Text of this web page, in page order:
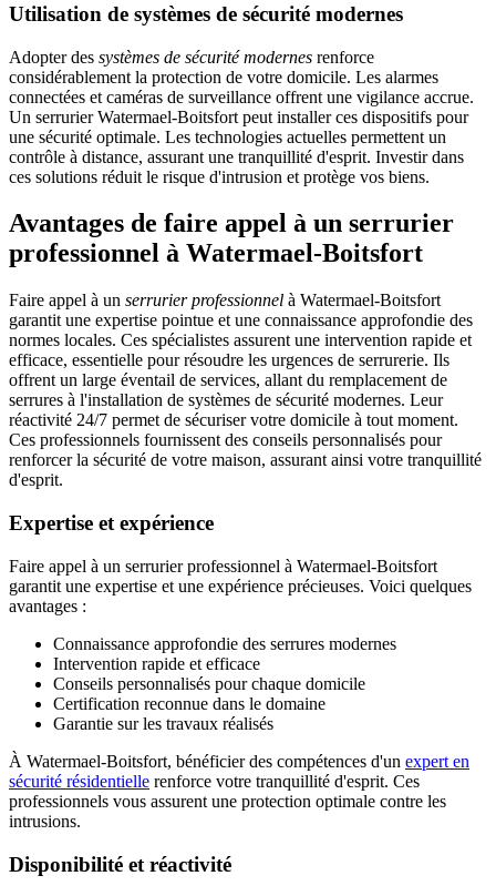
Utilisation de systèmes de sécurité modernes
Adopter des systèmes de sécurité modernes renforce
considérablement la protection de votre domicile. Les alarmes
connectées et caméras de surveillance offrent une vigilance accrue.
Un serrurier Watermael-Boitsfort peut installer ces dispositifs pour
une sécurité optimale. Les technologies actuelles permettent un
contrôle à distance, assurant une tranquillité d'esprit. Investir dans
ces solutions réduit le risque d'intrusion et protège vos biens.
Avantages de faire appel à un serrurier
professionnel à Watermael-Boitsfort
Faire appel à un serrurier professionnel à Watermael-Boitsfort
garantit une expertise pointue et une connaissance approfondie des
normes locales. Ces spécialistes assurent une intervention rapide et
efficace, essentielle pour résoudre les urgences de serrurerie. Ils
offrent un large éventail de services, allant du remplacement de
serrures à l'installation de systèmes de sécurité modernes. Leur
réactivité 24/7 permet de sécuriser votre domicile à tout moment.
Ces professionnels fournissent des conseils personnalisés pour
renforcer la sécurité de votre maison, assurant ainsi votre tranquillité
d'esprit.
Expertise et expérience
Faire appel à un serrurier professionnel à Watermael-Boitsfort
garantit une expertise et une expérience précieuses. Voici quelques
avantages :
Connaissance approfondie des serrures modernes
Intervention rapide et efficace
Conseils personnalisés pour chaque domicile
Certification reconnue dans le domaine
Garantie sur les travaux réalisés
À Watermael-Boitsfort, bénéficier des compétences d'un expert en
sécurité résidentielle renforce votre tranquillité d'esprit. Ces
professionnels vous assurent une protection optimale contre les
intrusions.
Disponibilité et réactivité